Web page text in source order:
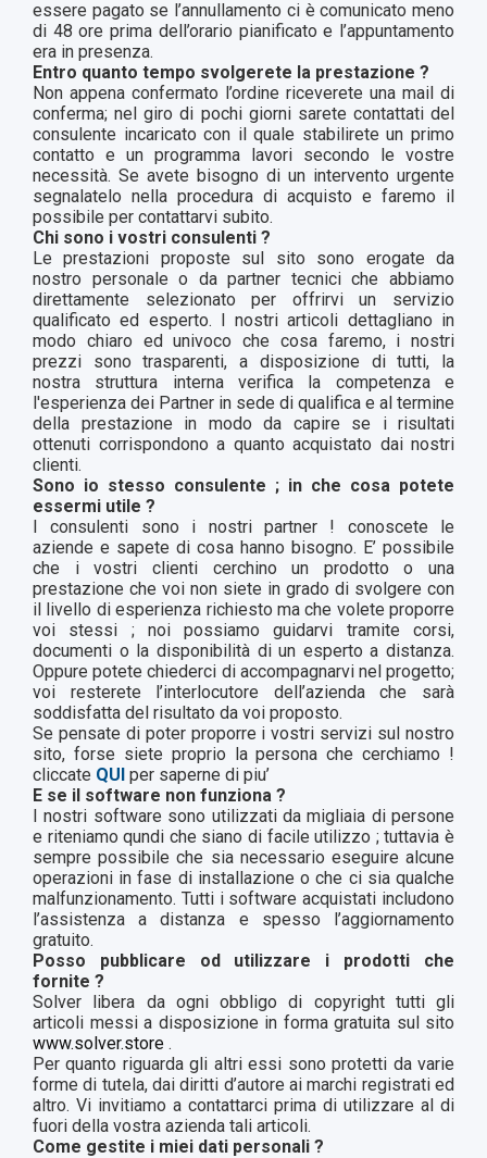
essere pagato se l’annullamento ci è comunicato meno
di 48 ore prima dell’orario pianificato e l’appuntamento
era in presenza.
Entro quanto tempo svolgerete la prestazione ?
Non appena confermato l’ordine riceverete una mail di
conferma; nel giro di pochi giorni sarete contattati del
consulente incaricato con il quale stabilirete un primo
contatto e un programma lavori secondo le vostre
necessità. Se avete bisogno di un intervento urgente
segnalatelo nella procedura di acquisto e faremo il
possibile per contattarvi subito.
Chi sono i vostri consulenti ?
Le prestazioni proposte sul sito sono erogate da
nostro personale o da partner tecnici che abbiamo
direttamente selezionato per offrirvi un servizio
qualificato ed esperto. I nostri articoli dettagliano in
modo chiaro ed univoco che cosa faremo, i nostri
prezzi sono trasparenti, a disposizione di tutti, la
nostra struttura interna verifica la competenza e
l'esperienza dei Partner in sede di qualifica e al termine
della prestazione in modo da capire se i risultati
ottenuti corrispondono a quanto acquistato dai nostri
clienti.
Sono io stesso consulente ; in che cosa potete
essermi utile ?
I consulenti sono i nostri partner ! conoscete le
aziende e sapete di cosa hanno bisogno. E’ possibile
che i vostri clienti cerchino un prodotto o una
prestazione che voi non siete in grado di svolgere con
il livello di esperienza richiesto ma che volete proporre
voi stessi ; noi possiamo guidarvi tramite corsi,
documenti o la disponibilità di un esperto a distanza.
Oppure potete chiederci di accompagnarvi nel progetto;
voi resterete l’interlocutore dell’azienda che sarà
soddisfatta del risultato da voi proposto.
Se pensate di poter proporre i vostri servizi sul nostro
sito, forse siete proprio la persona che cerchiamo !
cliccate QUI per saperne di piu’
E se il software non funziona ?
I nostri software sono utilizzati da migliaia di persone
e riteniamo qundi che siano di facile utilizzo ; tuttavia è
sempre possibile che sia necessario eseguire alcune
operazioni in fase di installazione o che ci sia qualche
malfunzionamento. Tutti i software acquistati includono
l’assistenza a distanza e spesso l’aggiornamento
gratuito.
Posso pubblicare od utilizzare i prodotti che
fornite ?
Solver libera da ogni obbligo di copyright tutti gli
articoli messi a disposizione in forma gratuita sul sito
www.solver.store .
Per quanto riguarda gli altri essi sono protetti da varie
forme di tutela, dai diritti d’autore ai marchi registrati ed
altro. Vi invitiamo a contattarci prima di utilizzare al di
fuori della vostra azienda tali articoli.
Come gestite i miei dati personali ?